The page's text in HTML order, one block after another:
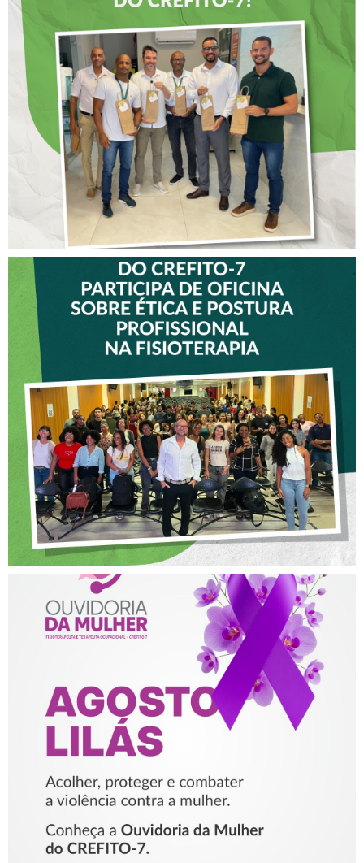
DIA DOS PAIS É
ANTECIPADO PARA
COLABORADORES DO
CREFITO-7
VICE-PRESIDENTE DO
CREFITO-7 PARTICIPA DE
OFICINA SOBRE ÉTICA E
POSTURA PROFISSIONAL
NA FISIOTERAPIA
AGOSTO LILÁS – ACOLHER,
PROTEGER E COMBATER A
VIOLÊNCIA CONTRA A
MULHER